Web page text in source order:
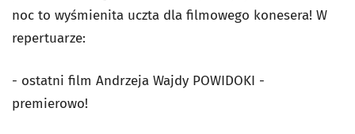
noc to wyśmienita uczta dla filmowego konesera! W
repertuarze:
- ostatni film Andrzeja Wajdy POWIDOKI -
premierowo!